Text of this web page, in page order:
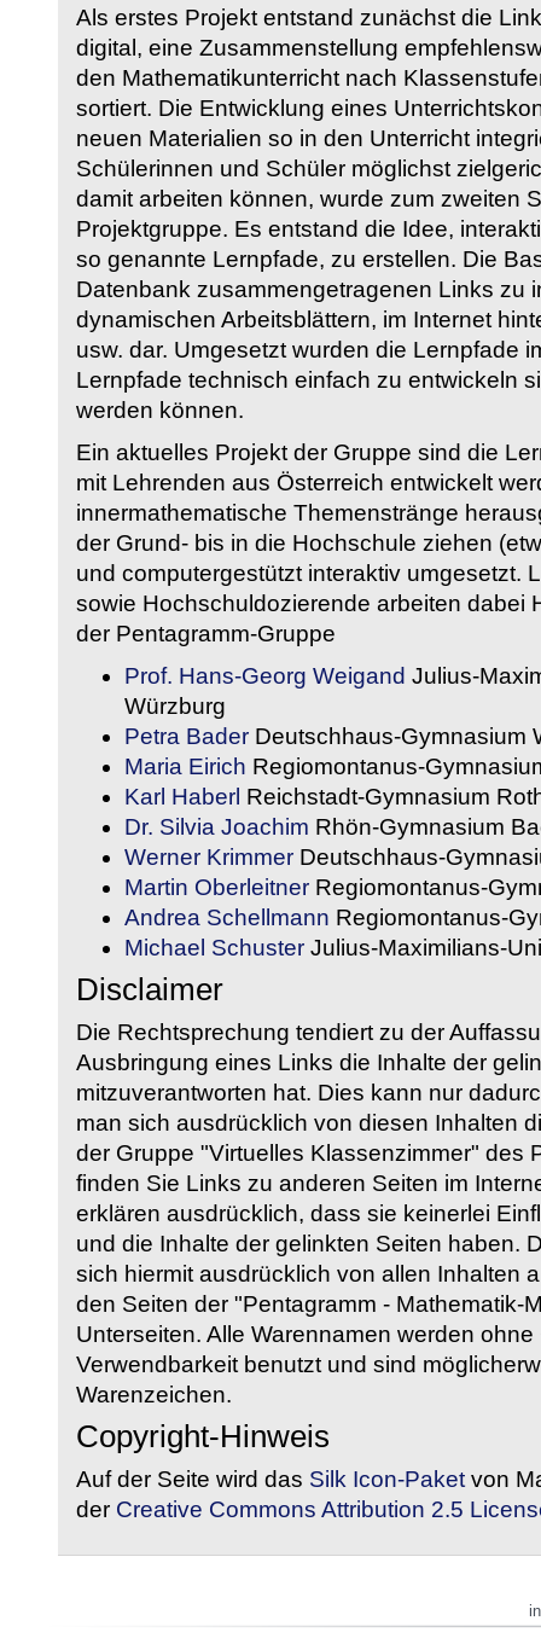
Als erstes Projekt entstand zunächst die
digital, eine Zusammenstellung
den Mathematikunterricht nach
sortiert. Die Entwicklung eines
neuen Materialien so in den Unterricht
Schülerinnen und Schüler möglichst
damit arbeiten können, wurde zum zweiten
Projektgruppe. Es entstand die Idee,
so genannte Lernpfade, zu erstellen. Die
Datenbank zusammengetragenen Links zu
dynamischen Arbeitsblättern, im Internet
usw. dar. Umgesetzt wurden die Lernpfade
Lernpfade technisch einfach zu entwickeln
werden können.
Ein aktuelles Projekt der Gruppe sind die
mit Lehrenden aus Österreich entwickelt
innermathematische Themenstränge
der Grund- bis in die Hochschule ziehen
und computergestützt interaktiv umgesetzt.
sowie Hochschuldozierende arbeiten dabei
der Pentagramm-Gruppe
Prof. Hans-Georg Weigand Julius-
Würzburg
Petra Bader Deutschhaus-Gymnasium
Maria Eirich Regiomontanus-
Karl Haberl Reichstadt-Gymnasium
Dr. Silvia Joachim Rhön-Gymnasium
Werner Krimmer Deutschhaus-
Martin Oberleitner Regiomontanus-
Andrea Schellmann Regiomontanus-
Michael Schuster Julius-Maximilians-
Disclaimer
Die Rechtsprechung tendiert zu der
Ausbringung eines Links die Inhalte der
mitzuverantworten hat. Dies kann nur
man sich ausdrücklich von diesen Inhalten
der Gruppe "Virtuelles Klassenzimmer" des
finden Sie Links zu anderen Seiten im
erklären ausdrücklich, dass sie keinerlei
und die Inhalte der gelinkten Seiten haben.
sich hiermit ausdrücklich von allen Inhalten
den Seiten der "Pentagramm - Mathematik-
Unterseiten. Alle Warennamen werden
Verwendbarkeit benutzt und sind
Warenzeichen.
Copyright-Hinweis
Auf der Seite wird das Silk Icon-Paket von
der Creative Commons Attribution 2.5